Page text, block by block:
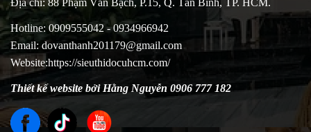
Địa chỉ: 88 Phạm Văn Bạch, P.15, Q. Tân Bình, TP. HCM.
Hotline: 0909555042 - 0934966942
Email: dovanthanh201179@gmail.com
Website:https://sieuthidocuhcm.com/
Thiết kế website bởi Hằng Nguyễn 0906 777 182